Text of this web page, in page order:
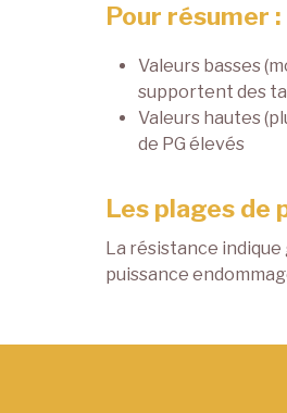
Pour résumer :
Valeurs basses
supportent des
Valeurs hautes
de PG élevés
Les plages de
La résistance
puissance